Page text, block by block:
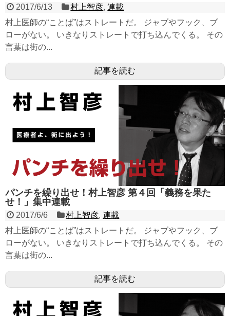
2017/6/13 村上智彦,連載
村上医師の“ことば”はストレートだ。 ジャブやフック、ブ
ローがない。 いきなりストレートで打ち込んでくる。 その
言葉は街の...
記事を読む
パンチを繰り出せ！村上智彦 第４回「義務を果た
せ！」集中連載
2017/6/6 村上智彦,連載
村上医師の“ことば”はストレートだ。 ジャブやフック、ブ
ローがない。 いきなりストレートで打ち込んでくる。 その
言葉は街の...
記事を読む